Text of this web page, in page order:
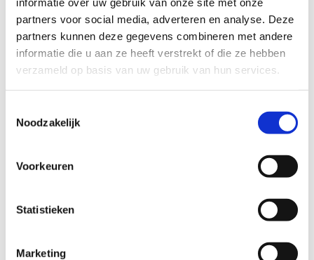
partners voor social media, adverteren en analyse. Deze
partners kunnen deze gegevens combineren met andere
informatie die u aan ze heeft verstrekt of die ze hebben
verzameld op basis van uw gebruik van hun services.
Noodzakelijk
Voorkeuren
Statistieken
Marketing
voor ons bedrijf en we zijn ervan overtuigd dat Check-in PR de
beste partner is voor ons om ons merk in de regio te promoten
en in de nabije toekomst meer boekingen van Nederlandse
toeristen te genereren."
PR, zullen het account beheren en het aanspreekpunt zijn voor